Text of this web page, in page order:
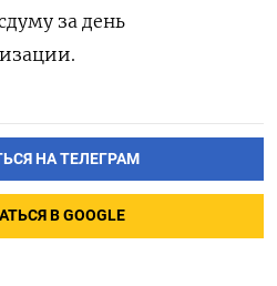
за день
НА ТЕЛЕГРАМ
В GOOGLE